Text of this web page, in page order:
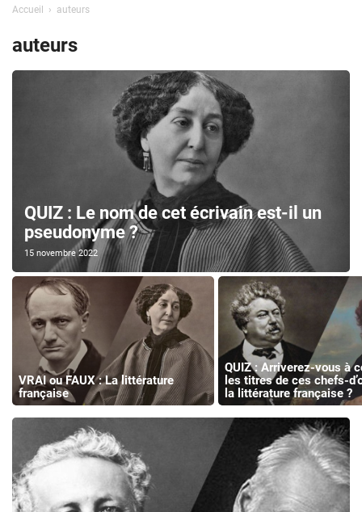
Accueil auteurs
auteurs
QUIZ : Le nom de cet écrivain est-il un
pseudonyme ?
15 novembre 2022
VRAI ou FAUX : La littérature
française
QUIZ : Arriverez-vous à
les titres de ces chefs-
la littérature française ?